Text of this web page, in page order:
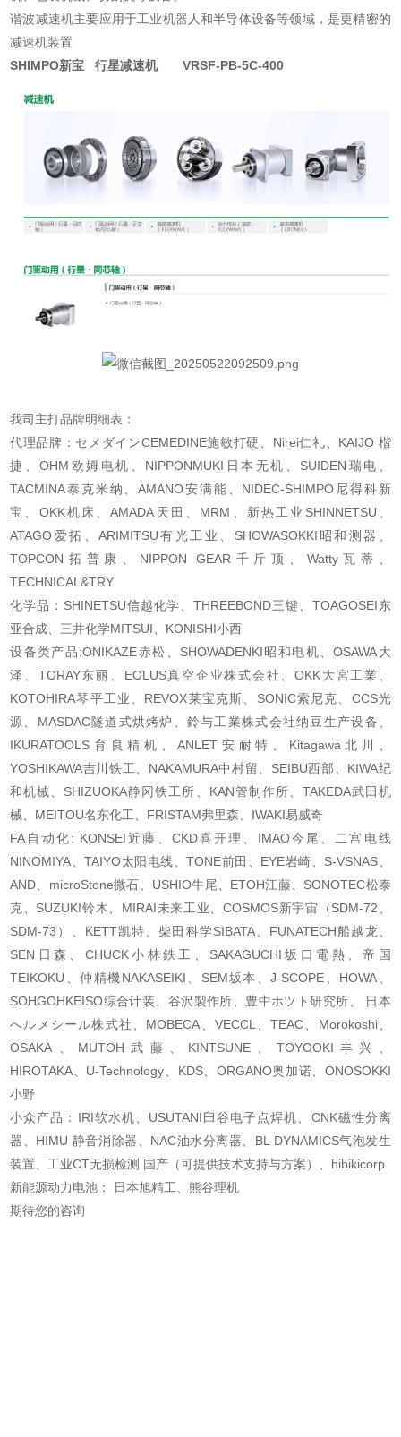
谐波减速机主要应用于工业机器人和半导体设备等领域，是更精密的
减速机装置
SHIMPO新宝 行星减速机 VRSF-PB-5C-400
我司主打品牌明细表：
代理品牌：セメダインCEMEDINE施敏打硬、Nirei仁礼、KAIJO 楷
捷、OHM欧姆电机、NIPPONMUKI日本无机、SUIDEN瑞电、
TACMINA泰克米纳、AMANO安满能、NIDEC-SHIMPO尼得科新
宝、OKK机床、AMADA天田、MRM、新热工业SHINNETSU、
ATAGO爱拓、ARIMITSU有光工业、SHOWASOKKI昭和测器、
TOPCON拓普康、NIPPON GEAR千斤顶、Watty瓦蒂、
TECHNICAL&TRY
化学品：SHINETSU信越化学、THREEBOND三键、TOAGOSEI东
亚合成、三井化学MITSUI、KONISHI小西
设备类产品:ONIKAZE赤松、SHOWADENKI昭和电机、OSAWA大
泽、TORAY东丽、EOLUS真空企业株式会社、OKK大宮工業、
KOTOHIRA琴平工业、REVOX莱宝克斯、SONIC索尼克、CCS光
源、MASDAC隧道式烘烤炉、鈴与工業株式会社纳豆生产设备、
IKURATOOLS育良精机、ANLET安耐特、Kitagawa北川、
YOSHIKAWA吉川铁工、NAKAMURA中村留、SEIBU西部、KIWA纪
和机械、SHIZUOKA静冈铁工所、KAN管制作所、TAKEDA武田机
械、MEITOU名东化工、FRISTAM弗里森、IWAKI易威奇
FA自动化: KONSEI近藤、CKD喜开理、IMAO今尾、二宫电线
NINOMIYA、TAIYO太阳电线、TONE前田、EYE岩崎、S-VSNAS、
AND、microStone微石、USHIO牛尾、ETOH江藤、SONOTEC松泰
克、SUZUKI铃木、MIRAI未来工业、COSMOS新宇宙（SDM-72、
SDM-73）、KETT凯特、柴田科学SIBATA、FUNATECH船越龙、
SEN日森、CHUCK小林鉄工、SAKAGUCHI坂口電熱、帝国
TEIKOKU、仲精機NAKASEIKI、SEM坂本、J-SCOPE、HOWA、
SOHGOHKEISO综合计装、谷沢製作所、豊中ホツト研究所、 日本
へルメシール株式社、MOBECA、VECCL、TEAC、Morokoshi、
OSAKA、MUTOH武藤、KINTSUNE、TOYOOKI丰兴、
HIROTAKA、U-Technology、KDS、ORGANO奥加诺、ONOSOKKI
小野
小众产品：IRI软水机、USUTANI臼谷电子点焊机、CNK磁性分离
器、HIMU 静音消除器、NAC油水分离器、BL DYNAMICS气泡发生
装置、工业CT无损检测 国产（可提供技术支持与方案）、hibikicorp
新能源动力电池： 日本旭精工、熊谷理机
期待您的咨询